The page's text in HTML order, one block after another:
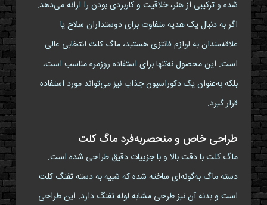
شده و ترکیبی از هنر، خلاقیت و کاربردی بودن را ارائه می‌دهد.
اگر به دنبال یک هدیه متفاوت برای دوستداران سلاح یا
علاقه‌مندان به لوازم فانتزی هستید، ماگ کلت انتخابی عالی
است. این محصول نه‌تنها برای استفاده روزمره مناسب است،
بلکه به‌عنوان یک دکوراسیون جذاب نیز می‌تواند مورد استفاده
قرار گیرد.
طراحی خاص و منحصربه‌فرد ماگ کلت
ماگ کلت با دقت بالا و با جزییات دقیق طراحی شده است.
دسته ماگ به‌گونه‌ای ساخته شده که شبیه به دسته تفنگ کلت
است و بدنه آن نیز طرحی مشابه لوله تفنگ دارد. این طراحی